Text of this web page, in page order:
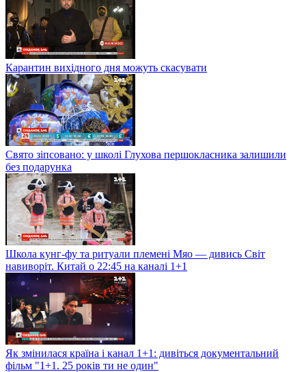
Карантин вихідного дня можуть скасувати
Свято зіпсовано: у школі Глухова першокласника залишили
без подарунка
Школа кунг-фу та ритуали племені Мяо — дивись Світ
навиворіт. Китай о 22:45 на каналі 1+1
Як змінилася країна і канал 1+1: дивіться документальний
фільм "1+1. 25 років ти не один"